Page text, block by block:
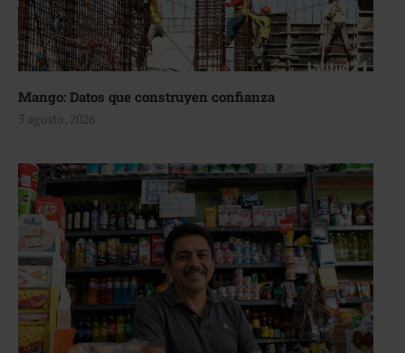
Mango: Datos que construyen confianza
3 agosto, 2026